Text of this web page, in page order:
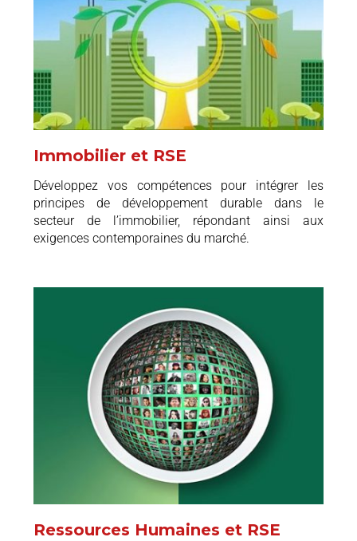
Immobilier et RSE
Développez vos compétences pour intégrer les
principes de développement durable dans le
secteur de l’immobilier, répondant ainsi aux
exigences contemporaines du marché.
Ressources Humaines et RSE